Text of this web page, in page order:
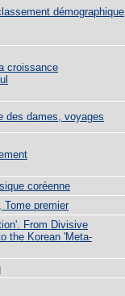
démographique
croissance
des dames, voyages
coréenne
Tome premier
From Divisive
the Korean 'Meta-